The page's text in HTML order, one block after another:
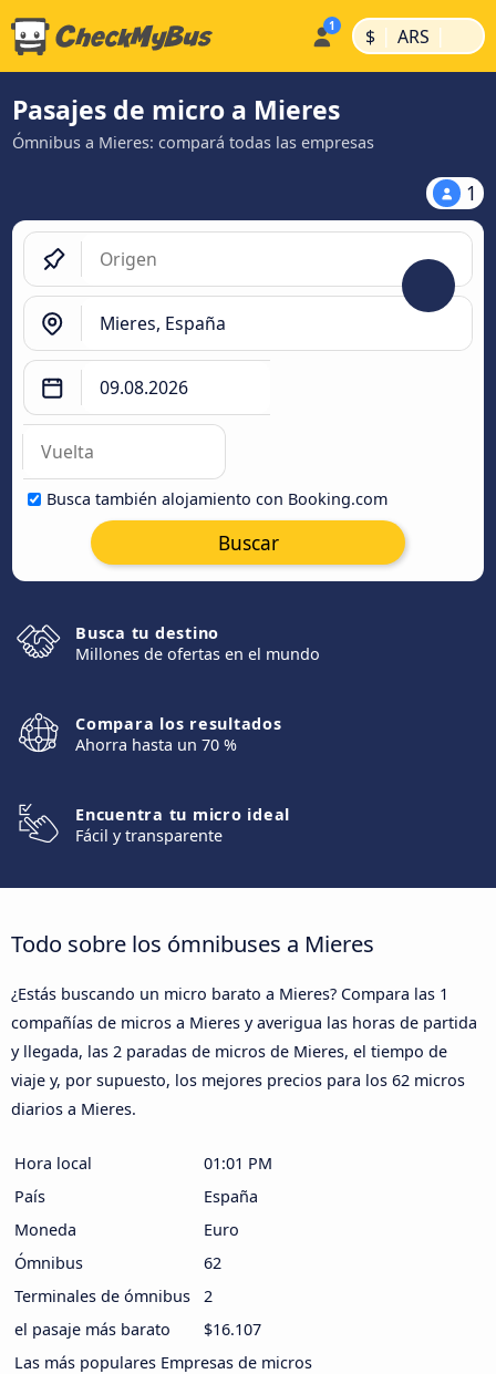
$ | ARS |
Pasajes de micro a Mieres
Ómnibus a Mieres: compará todas las empresas
1
Busca también alojamiento con Booking.com
Buscar
Busca tu destino
Millones de ofertas en el mundo
Compara los resultados
Ahorra hasta un 70 %
Encuentra tu micro ideal
Fácil y transparente
Todo sobre los ómnibuses a Mieres
¿Estás buscando un micro barato a Mieres? Compara las 1
compañías de micros a Mieres y averigua las horas de partida
y llegada, las 2 paradas de micros de Mieres, el tiempo de
viaje y, por supuesto, los mejores precios para los 62 micros
diarios a Mieres.
Hora local
01:01 PM
País
España
Moneda
Euro
Ómnibus
62
Terminales de ómnibus
2
el pasaje más barato
$16.107
Las más populares Empresas de micros